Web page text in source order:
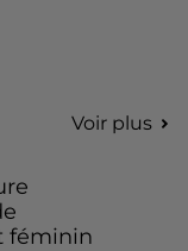
Voir plus
féminin